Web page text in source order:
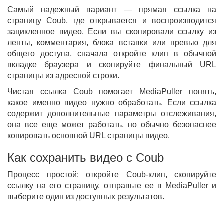
Самый надежный вариант — прямая ссылка на
страницу Coub, где открывается и воспроизводится
зацикленное видео. Если вы скопировали ссылку из
ленты, комментария, блока вставки или превью для
общего доступа, сначала откройте клип в обычной
вкладке браузера и скопируйте финальный URL
страницы из адресной строки.
Чистая ссылка Coub помогает MediaPuller понять,
какое именно видео нужно обработать. Если ссылка
содержит дополнительные параметры отслеживания,
она все еще может работать, но обычно безопаснее
копировать основной URL страницы видео.
Как сохранить видео с Coub
Процесс простой: откройте Coub-клип, скопируйте
ссылку на его страницу, отправьте ее в MediaPuller и
выберите один из доступных результатов.